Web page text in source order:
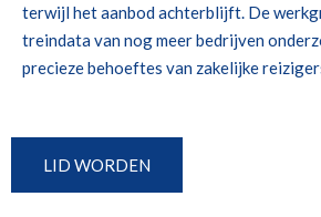
terwijl het aanbod achterblijft. De
treindata van nog meer bedrijven
precieze behoeftes van zakelijke
LID WORDEN